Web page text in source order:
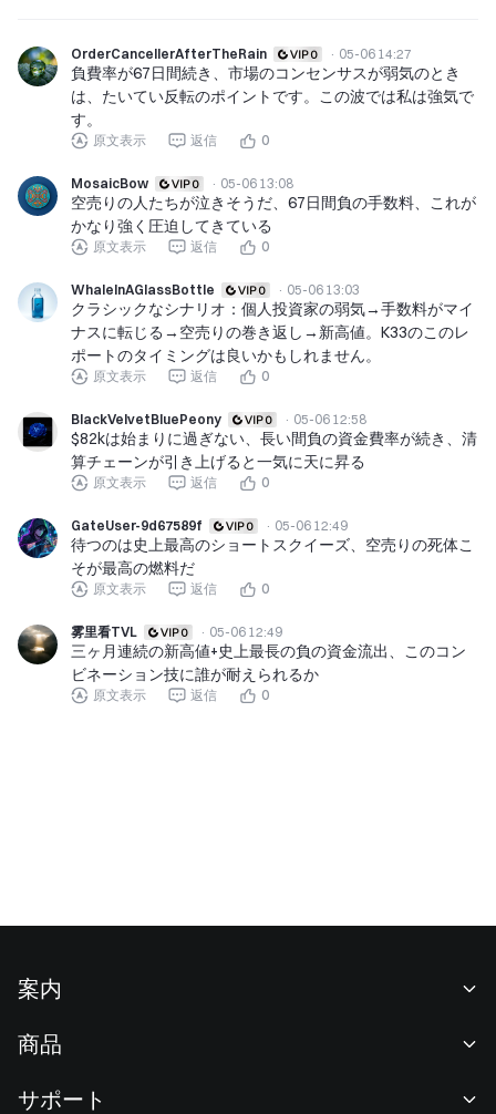
OrderCancellerAfterTheRain · 05-06 14:27
負費率が67日間続き、市場のコンセンサスが弱気のとき
は、たいてい反転のポイントです。この波では私は強気で
す。
原文表示 返信 0
MosaicBow · 05-06 13:08
空売りの人たちが泣きそうだ、67日間負の手数料、これが
かなり強く圧迫してきている
原文表示 返信 0
WhaleInAGlassBottle · 05-06 13:03
クラシックなシナリオ：個人投資家の弱気→手数料がマイ
ナスに転じる→空売りの巻き返し→新高値。K33のこのレ
ポートのタイミングは良いかもしれません。
原文表示 返信 0
BlackVelvetBluePeony · 05-06 12:58
$82kは始まりに過ぎない、長い間負の資金費率が続き、清
算チェーンが引き上げると一気に天に昇る
原文表示 返信 0
GateUser-9d67589f · 05-06 12:49
待つのは史上最高のショートスクイーズ、空売りの死体こ
そが最高の燃料だ
原文表示 返信 0
雾里看TVL · 05-06 12:49
三ヶ月連続の新高値+史上最長の負の資金流出、このコン
ビネーション技に誰が耐えられるか
原文表示 返信 0
案内
ニュースルーム
商品
サポート